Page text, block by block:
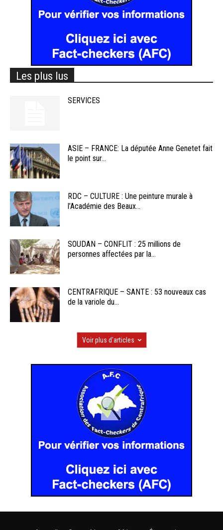
Les plus lus
SERVICES
ASIE – FRANCE: La députée Anne Genetet fait
le point sur...
RDC – CULTURE : Une peinture murale à
l’Académie des Beaux...
SOUDAN – CONFLIT : 25 millions de
personnes affectées par la...
CENTRAFRIQUE – SANTE : 53 nouveaux cas
de la variole du...
Voir plus d'articles